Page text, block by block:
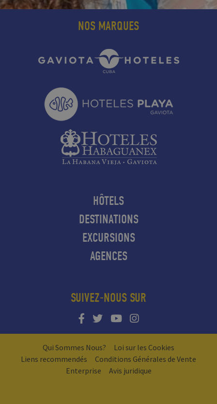
NOS MARQUES
HÔTELS
DESTINATIONS
EXCURSIONS
AGENCES
SUIVEZ-NOUS SUR
Qui Sommes Nous?
Loi sur les Cookies
Liens recommendés
Conditions Générales de Vente
Enterprise
Avis juridique